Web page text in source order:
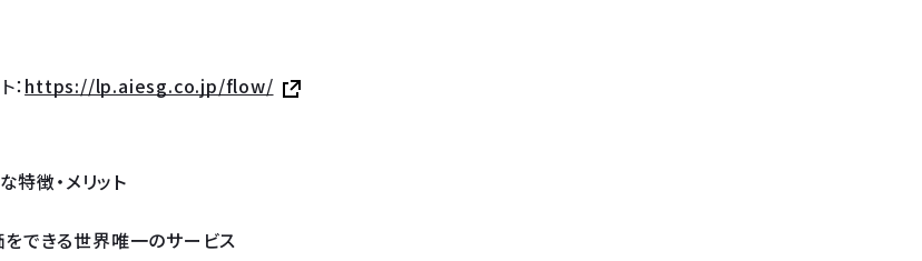
https://lp.aiesg.co.jp/flow/
特徴・メリット
できる世界唯一のサービス